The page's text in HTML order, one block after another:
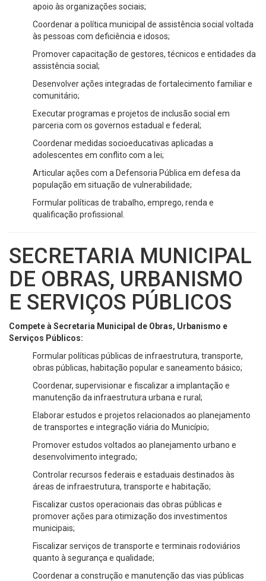
apoio às organizações sociais;
Coordenar a política municipal de assistência social voltada
às pessoas com deficiência e idosos;
Promover capacitação de gestores, técnicos e entidades da
assistência social;
Desenvolver ações integradas de fortalecimento familiar e
comunitário;
Executar programas e projetos de inclusão social em
parceria com os governos estadual e federal;
Coordenar medidas socioeducativas aplicadas a
adolescentes em conflito com a lei;
Articular ações com a Defensoria Pública em defesa da
população em situação de vulnerabilidade;
Formular políticas de trabalho, emprego, renda e
qualificação profissional.
SECRETARIA MUNICIPAL
DE OBRAS, URBANISMO
E SERVIÇOS PÚBLICOS
Compete à Secretaria Municipal de Obras, Urbanismo e
Serviços Públicos:
Formular políticas públicas de infraestrutura, transporte,
obras públicas, habitação popular e saneamento básico;
Coordenar, supervisionar e fiscalizar a implantação e
manutenção da infraestrutura urbana e rural;
Elaborar estudos e projetos relacionados ao planejamento
de transportes e integração viária do Município;
Promover estudos voltados ao planejamento urbano e
desenvolvimento integrado;
Controlar recursos federais e estaduais destinados às
áreas de infraestrutura, transporte e habitação;
Fiscalizar custos operacionais das obras públicas e
promover ações para otimização dos investimentos
municipais;
Fiscalizar serviços de transporte e terminais rodoviários
quanto à segurança e qualidade;
Coordenar a construção e manutenção das vias públicas